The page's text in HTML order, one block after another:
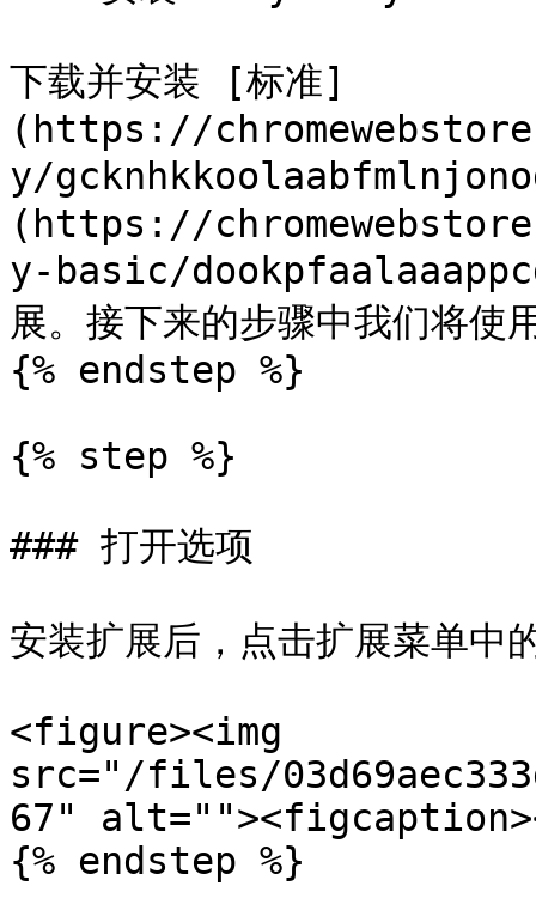
下载并安装 [标准]
(https://
y/
(https://
y-basic/
展。接下来的步骤中我们将使
{% endstep %}
{% step %}
### 打开选项
安装扩展后，点击扩展菜单
<figure><img
src="/files/
67"
{% endstep %}